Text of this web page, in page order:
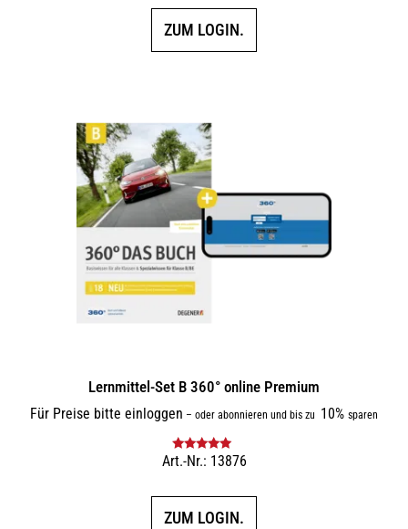
ZUM LOGIN.
Lernmittel-Set B 360° online Premium
Für Preise bitte einloggen – oder abonnieren und bis zu 10% sparen
Bewertet mit
Art.-Nr.: 13876
ZUM LOGIN.